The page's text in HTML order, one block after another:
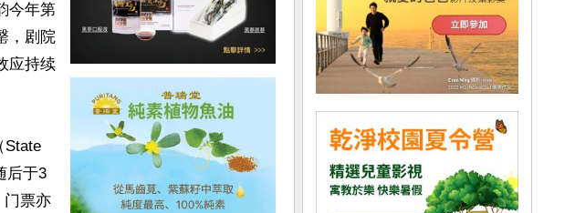
今年第
，剧院
应持续
State
后于3
门票亦